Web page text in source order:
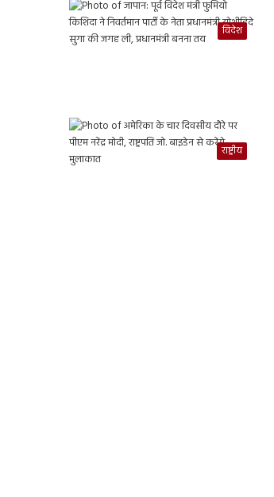
विदेश
राष्ट्रीय